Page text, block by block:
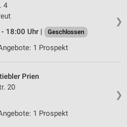
❯
4
18:00 Uhr |
Geschlossen
1 Prospekt
❯
Prien
20
1 Prospekt